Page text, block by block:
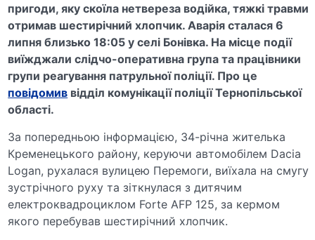
пригоди, яку скоїла нетвереза водійка, тяжкі травми
отримав шестирічний хлопчик. Аварія сталася 6
липня близько 18:05 у селі Бонівка. На місце події
виїжджали слідчо-оперативна група та працівники
групи реагування патрульної поліції. Про це
повідомив відділ комунікації поліції Тернопільської
області.
За попередньою інформацією, 34-річна жителька
Кременецького району, керуючи автомобілем Dacia
Logan, рухалася вулицею Перемоги, виїхала на смугу
зустрічного руху та зіткнулася з дитячим
електроквадроциклом Forte AFP 125, за кермом
якого перебував шестирічний хлопчик.